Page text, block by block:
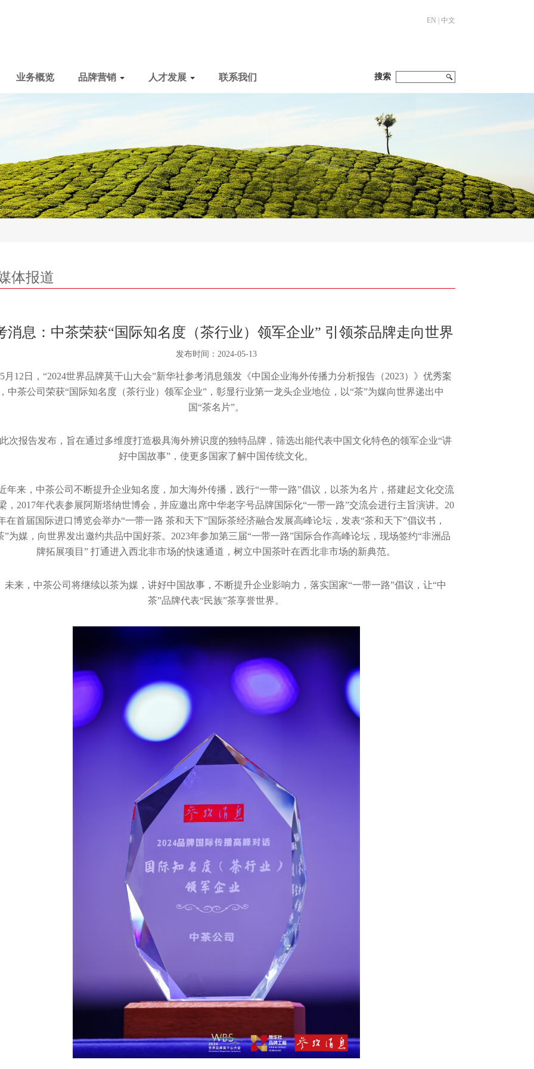
EN 中文
业务概览 品牌营销 人才发展 联系我们 搜索
体报道
消息：中茶荣获“国际知名度（茶行业）领军企业” 引领茶品牌走向世界
发布时间： 2024-05-13
5月12日，“2024世界品牌莫干山大会”新华社参考消息颁发《中国企业海外传播力分析报告（2023）》优秀案
中茶公司荣获“国际知名度（茶行业）领军企业”，彰显行业第一龙头企业地位，以“茶”为媒向世界递出中
国“茶名片”。
此次报告发布，旨在通过多维度打造极具海外辨识度的独特品牌，筛选出能代表中国文化特色的领军企业“讲
好中国故事”，使更多国家了解中国传统文化。
年来，中茶公司不断提升企业知名度，加大海外传播，践行“一带一路”倡议，以茶为名片，搭建起文化交流
，2017年代表参展阿斯塔纳世博会，并应邀出席中华老字号品牌国际化“一带一路”交流会进行主旨演讲。20
在首届国际进口博览会举办“一带一路 茶和天下”国际茶经济融合发展高峰论坛，发表“茶和天下”倡议书，
”为媒，向世界发出邀约共品中国好茶。2023年参加第三届“一带一路”国际合作高峰论坛，现场签约“非洲品
牌拓展项目” 打通进入西北非市场的快速通道，树立中国茶叶在西北非市场的新典范。
未来，中茶公司将继续以茶为媒，讲好中国故事，不断提升企业影响力，落实国家“一带一路”倡议，让“中
茶”品牌代表“民族”茶享誉世界。